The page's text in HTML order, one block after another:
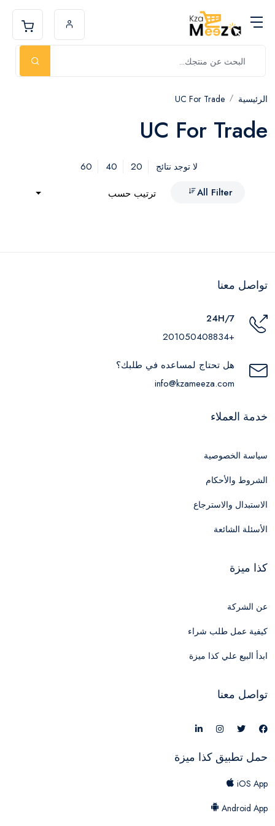
الرئيسية UC For Trade
UC For Trade
لا توجد نتائج 20
40
60
All Filter
ترتيب حسب
تواصل معنا
24H/7
+201050408834
هل تحتاج لمساعده في طلبك؟
info@kzameeza.com
خدمة العملاء
سياسة الخصوصية
الشروط والأحكام
الاستبدال والاسترجاع
الأسئلة الشائعة
كذا ميزة
عن الشركة
كيفية عمل طلب شراء
ابدأ البيع علي كذا ميزة
تواصل معنا
حمل تطبيق كذا ميزة
iOS App
Android App